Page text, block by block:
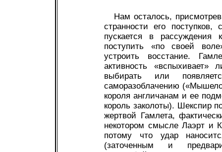
Нам осталось,
странности его
пускается в рассуждения
поступить «по своей
устроить восстание.
активность «вспыхивает»
выбирать или
саморазоблачению
короля англичанам и ее
король заколоты). Шекспир
жертвой Гамлета,
некотором смысле Лаэрт и
потому что удар
(заточенным и